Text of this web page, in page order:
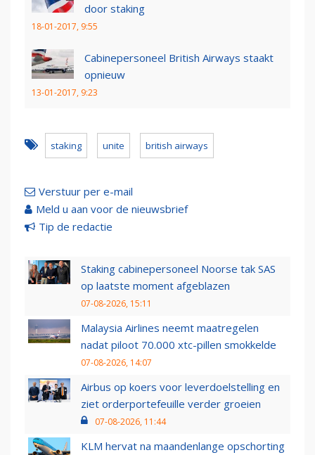
door staking
18-01-2017, 9:55
Cabinepersoneel British Airways staakt
opnieuw
13-01-2017, 9:23
staking unite british airways
Verstuur per e-mail
Meld u aan voor de nieuwsbrief
Tip de redactie
Staking cabinepersoneel Noorse tak SAS
op laatste moment afgeblazen
07-08-2026, 15:11
Malaysia Airlines neemt maatregelen
nadat piloot 70.000 xtc-pillen smokkelde
07-08-2026, 14:07
Airbus op koers voor leverdoelstelling en
ziet orderportefeuille verder groeien
07-08-2026, 11:44
KLM hervat na maandenlange opschorting